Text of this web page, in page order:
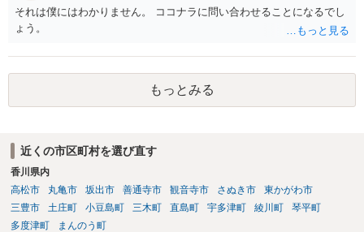
それは僕にはわかりません。 ココナラに問い合わせることになるでし
ょう。
もっとみる
近くの市区町村を選び直す
香川県内
高松市
丸亀市 坂出市 善通寺市 観音寺市 さぬき市
東かがわ市
三豊市
土庄町 小豆島町 三木町 直島町 宇多津町 綾川町
琴平町
多度津町
まんのう町